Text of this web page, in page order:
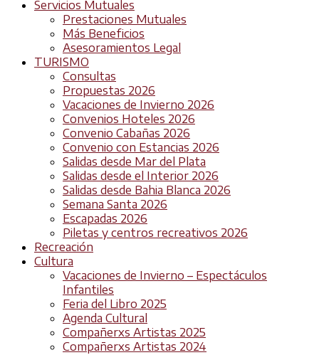
Servicios Mutuales
Prestaciones Mutuales
Más Beneficios
Asesoramientos Legal
TURISMO
Consultas
Propuestas 2026
Vacaciones de Invierno 2026
Convenios Hoteles 2026
Convenio Cabañas 2026
Convenio con Estancias 2026
Salidas desde Mar del Plata
Salidas desde el Interior 2026
Salidas desde Bahia Blanca 2026
Semana Santa 2026
Escapadas 2026
Piletas y centros recreativos 2026
Recreación
Cultura
Vacaciones de Invierno – Espectáculos
Infantiles
Feria del Libro 2025
Agenda Cultural
Compañerxs Artistas 2025
Compañerxs Artistas 2024